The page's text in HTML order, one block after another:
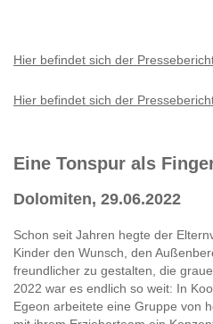
Hier befindet sich der
Hier befindet sich der
Eine Tonspur als
Dolomiten, 29.06.2022
Schon seit Jahren hegte der
Kinder den Wunsch, den
freundlicher zu gestalten, die
2022 war es endlich so weit: In
Egeon arbeitete eine Gruppe von